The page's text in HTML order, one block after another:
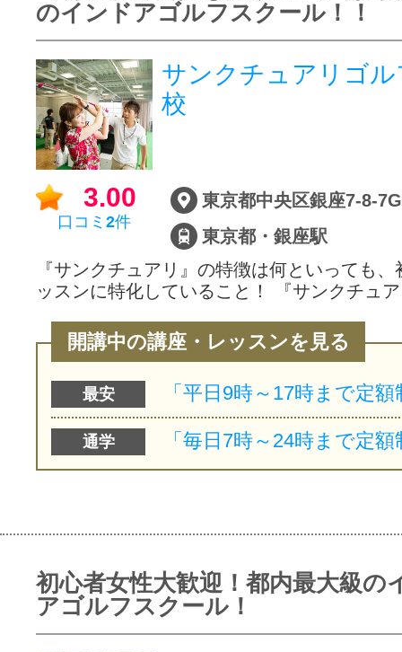
のインドアゴルフスクール！！
サンクチュアリゴル
校
3.00
口コミ 2件
東京都・銀座駅
『サンクチュアリ』の特徴は何といっても
ッスンに特化していること！ 『サンクチュ
開講中の講座・レッスンを見る
最安
通学
初心者女性大歓迎！都内最大級の
アゴルフスクール！